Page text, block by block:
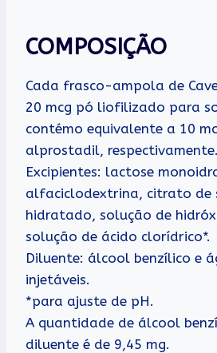
COMPOSIÇÃO
Cada frasco-ampola de
20 mcg pó liofilizado para
contémo equivalente a 10
alprostadil, respectivamente.
Excipientes: lactose
alfaciclodextrina, citrato de
hidratado, solução de
solução de ácido clorídrico*.
Diluente: álcool benzílico e
injetáveis.
*para ajuste de pH.
A quantidade de álcool
diluente é de 9,45 mg.